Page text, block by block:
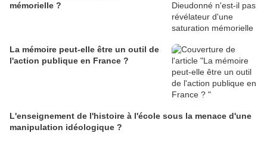
mémorielle ?
La mémoire peut-elle être un outil de
l'action publique en France ?
L'enseignement de l'histoire à l'école sous la menace d'une
manipulation idéologique ?